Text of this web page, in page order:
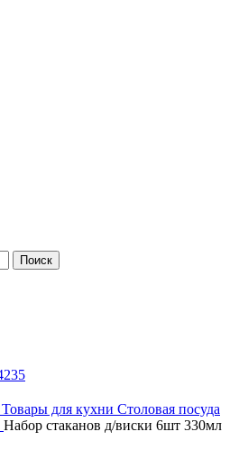
Поиск
Товары для кухни Столовая посуда
Набор стаканов д/виски 6шт 330мл